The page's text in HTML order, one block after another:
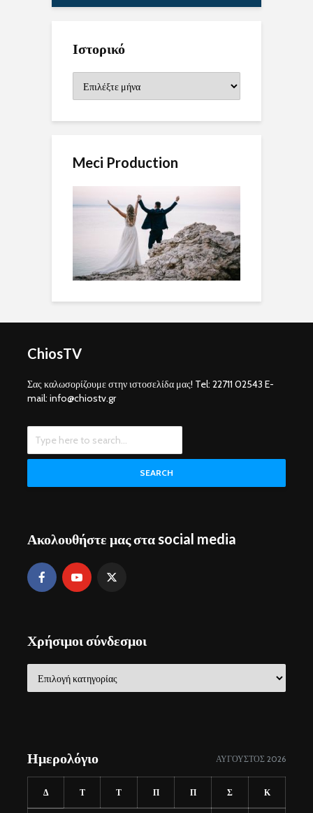
Ιστορικό
Meci Production
ChiosTV
Σας καλωσορίζουμε στην ιστοσελίδα μας! Tel: 22711 02543 E-
mail: info@chiostv.gr
SEARCH
Ακολουθήστε μας στα social media
Χρήσιμοι σύνδεσμοι
σύνδεσμοι
Ημερολόγιο ΑΎΓΟΥΣΤΟΣ 2026
Δ Τ Τ Π Π Σ Κ